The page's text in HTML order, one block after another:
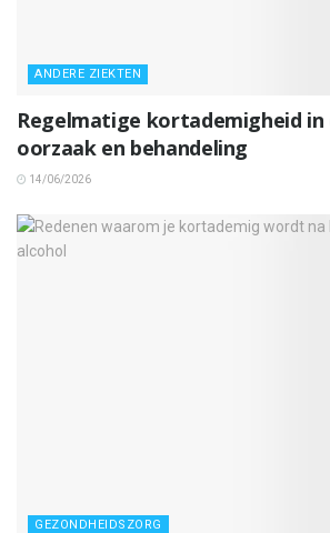
ANDERE ZIEKTEN
Regelmatige kortademigheid in
oorzaak en behandeling
14/06/2026
GEZONDHEIDSZORG